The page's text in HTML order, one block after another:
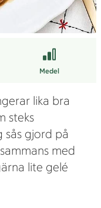
Medel
lika bra
steks
sås gjord på
med
lite gelé